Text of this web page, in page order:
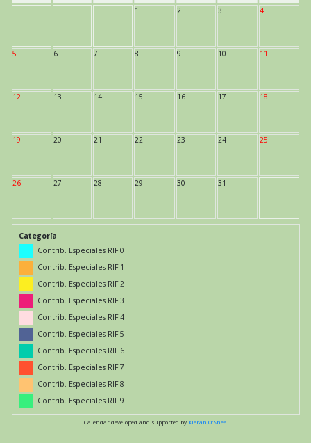
1 2 3 4
5 6 7 8 9 10 11
12 13 14 15 16 17 18
19 20 21 22 23 24 25
26 27 28 29 30 31
Categoría
Contrib. Especiales RIF 0
Contrib. Especiales RIF 1
Contrib. Especiales RIF 2
Contrib. Especiales RIF 3
Contrib. Especiales RIF 4
Contrib. Especiales RIF 5
Contrib. Especiales RIF 6
Contrib. Especiales RIF 7
Contrib. Especiales RIF 8
Contrib. Especiales RIF 9
Calendar developed and supported by Kieran O'Shea